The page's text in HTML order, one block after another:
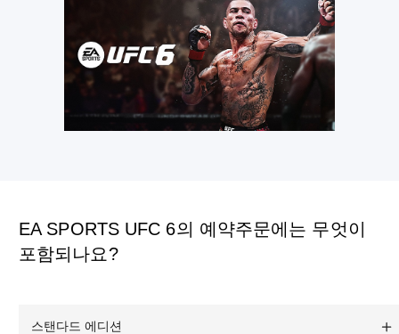
EA SPORTS UFC 6의 예약주문에는 무엇이
포함되나요?
스탠다드 에디션